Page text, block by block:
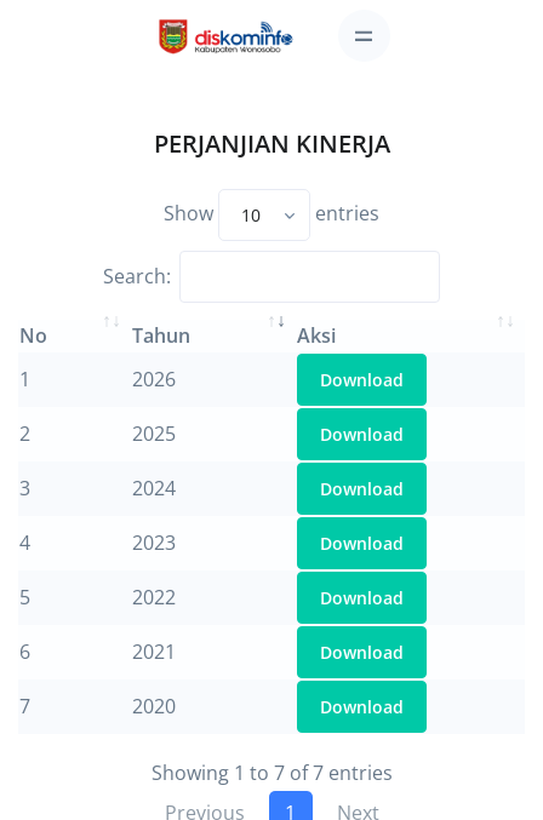
PERJANJIAN KINERJA
Show entries
Search:
No Tahun
Aksi
1
2026 Download
2 2025 Download
3 2024 Download
4 2023 Download
5 2022 Download
6 2021 Download
7 2020 Download
Showing 1 to 7 of 7 entries
Previous
1 Next